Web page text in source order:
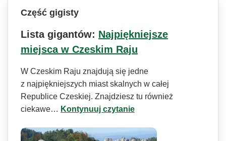
Część gigisty
Lista gigantów: Najpiękniejsze
miejsca w Czeskim Raju
W Czeskim Raju znajdują się jedne
z najpiękniejszych miast skalnych w całej
Republice Czeskiej. Znajdziesz tu również
ciekawe… Kontynuuj czytanie